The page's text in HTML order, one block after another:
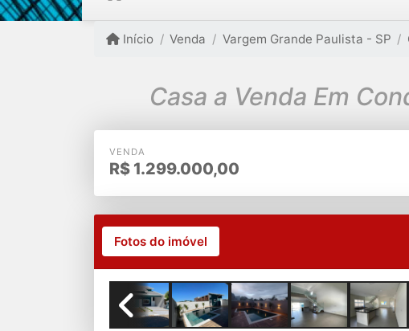
Início Venda Vargem Grande Paulista - SP
Casa a Venda Em
VENDA
R$ 1.299.000,00
Fotos do imóvel